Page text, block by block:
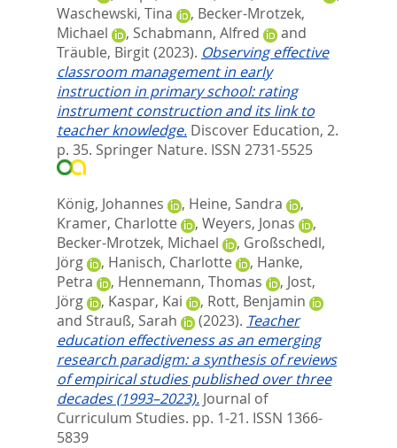
Waschewski, Tina
, Becker-Mrotzek,
Michael
, Schabmann, Alfred
and
Träuble, Birgit(2023). Observing effective
classroom management in early
instruction in primary school: rating
instrument construction and its link to
teacher knowledge. Discover Education, 2.
p. 35. Springer Nature. ISSN 2731-5525
König, Johannes , Heine, Sandra
,
Kramer, Charlotte
, Weyers, Jonas
,
Becker-Mrotzek, Michael
, Großschedl,
Jörg
, Hanisch, Charlotte , Hanke,
Petra
, Hennemann, Thomas , Jost,
Jörg
, Kaspar, Kai , Rott, Benjamin
and Strauß, Sarah (2023). Teacher
education effectiveness as an emerging
research paradigm: a synthesis of reviews
of empirical studies published over three
decades (1993–2023). Journal of
Curriculum Studies. pp. 1-21. ISSN 1366-
5839